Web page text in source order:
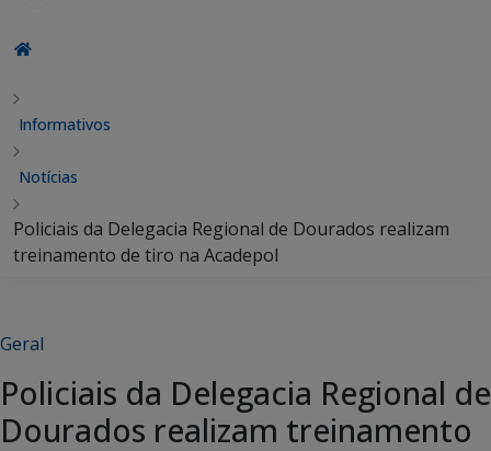
Informativos
Notícias
Policiais da Delegacia Regional de Dourados realizam
treinamento de tiro na Acadepol
Geral
Policiais da Delegacia Regional de
Dourados realizam treinamento